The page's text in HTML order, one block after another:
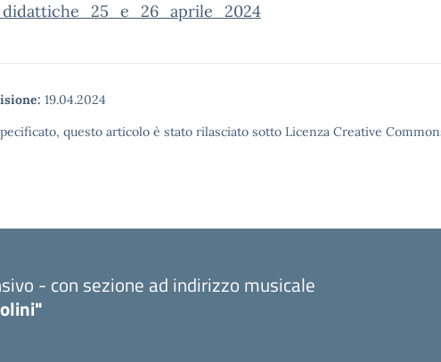
19.04.2024
questo articolo è stato rilasciato sotto Licenza Creative
- con sezione ad indirizzo musicale